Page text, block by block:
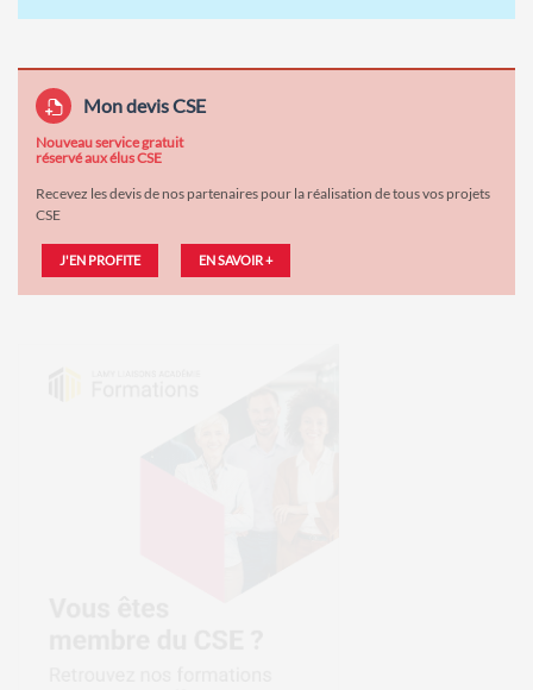
Mon devis CSE
Nouveau service gratuit
réservé aux élus CSE
Recevez les devis de nos partenaires pour la réalisation de tous vos projets
CSE
J'EN PROFITE EN SAVOIR +